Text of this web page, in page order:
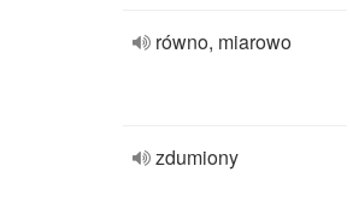
równo, miarowo
zdumiony